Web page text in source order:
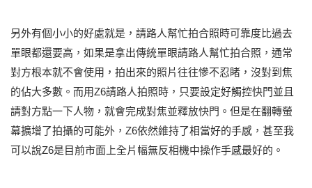
另外有個小小的好處就是，請路人幫忙拍合照時可靠度比過去
單眼都還要高，如果是拿出傳統單眼請路人幫忙拍合照，通常
對方根本就不會使用，拍出來的照片往往慘不忍睹，沒對到焦
的佔大多數。而用Z6請路人拍照時，只要設定好觸控快門並且
請對方點一下人物，就會完成對焦並釋放快門。但是在翻轉螢
幕擴增了拍攝的可能外，Z6依然維持了相當好的手感，甚至我
可以說Z6是目前市面上全片幅無反相機中操作手感最好的。